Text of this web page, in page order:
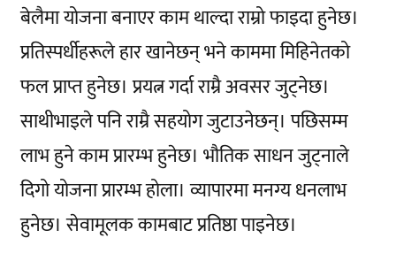
बेलैमा योजना बनाएर काम थाल्दा राम्रो फाइदा हुनेछ।
प्रतिस्पर्धीहरूले हार खानेछन् भने काममा मिहिनेतको
फल प्राप्त हुनेछ। प्रयत्न गर्दा राम्रै अवसर जुट्नेछ।
साथीभाइले पनि राम्रै सहयोग जुटाउनेछन्। पछिसम्म
लाभ हुने काम प्रारम्भ हुनेछ। भौतिक साधन जुट्नाले
दिगो योजना प्रारम्भ होला। व्यापारमा मनग्य धनलाभ
हुनेछ। सेवामूलक कामबाट प्रतिष्ठा पाइनेछ।